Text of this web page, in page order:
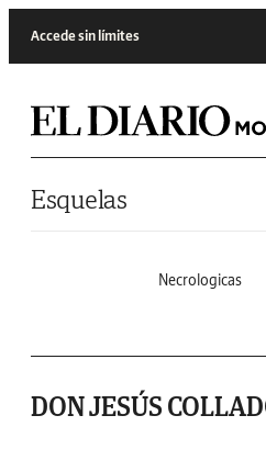
Accede sin límites
Esquelas
Necrologicas
DON JESÚS